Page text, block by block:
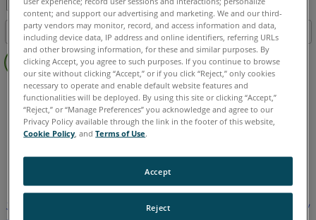
PDF
と
し
て
目次
ヘ
ッ
ー
し
RevEng RevEng
英語
この記事は翻訳されていません。英語版を見るにはここをクリッ
content; and support our advertising and marketing. We and our third-
party vendors may monitor, record, and access information and data,
including device data, IP address and online identifiers, referring URLs
and other browsing information, for these and similar purposes. By
clicking Accept, you agree to such purposes. If you continue to browse
our site without clicking “Accept,” or if you click “Reject,” only cookies
necessary to operate and enable default website features and
functionalities will be deployed. By using this site or clicking “Accept,”
“Reject,” or “Manage Preferences” you acknowledge and agree to our
Privacy Policy available through the link in the footer of this website,
Cookie Policy , andTerms of Use.
Reject
Accept